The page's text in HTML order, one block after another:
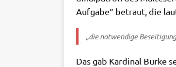
Auf­ga­be“ betraut, die
„die not­wen­di­ge
Das gab Kar­di­nal Bur­ke